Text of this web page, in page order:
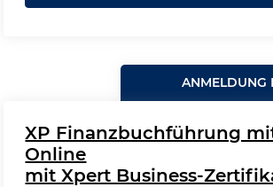
ANMELDUNG
XP Finanzbuchführung
Online
mit Xpert Business-